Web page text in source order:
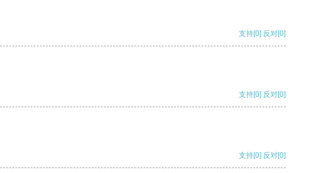
支持[0] 反对[0]
支持[0] 反对[0]
支持[0] 反对[0]